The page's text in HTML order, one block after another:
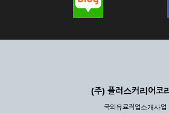
(주) 플러스커리어코
국외유료직업소개사업